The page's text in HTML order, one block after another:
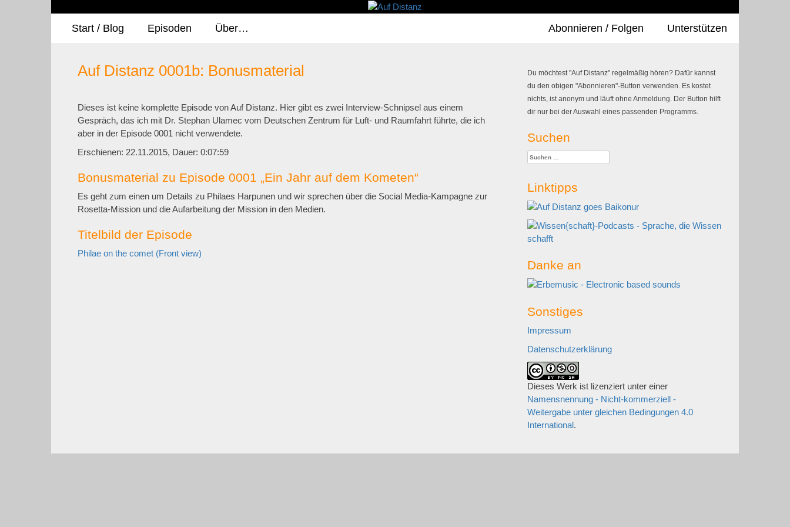
Start / Blog Episoden Über… Abonnieren / Folgen Unterstützen
Auf Distanz 0001b: Bonusmaterial
Dieses ist keine komplette Episode von Auf Distanz. Hier gibt es zwei Interview-Schnipsel aus einem
Gespräch, das ich mit Dr. Stephan Ulamec vom Deutschen Zentrum für Luft- und Raumfahrt führte, die ich
aber in der Episode 0001 nicht verwendete.
Erschienen: 22.11.2015, Dauer: 0:07:59
Bonusmaterial zu Episode 0001 „Ein Jahr auf dem Kometen“
Es geht zum einen um Details zu Philaes Harpunen und wir sprechen über die Social Media-Kampagne zur
Rosetta-Mission und die Aufarbeitung der Mission in den Medien.
Titelbild der Episode
Philae on the comet (Front view)
Du möchtest "Auf Distanz" regelmäßig hören? Dafür kannst
du den obigen "Abonnieren"-Button verwenden. Es kostet
nichts, ist anonym und läuft ohne Anmeldung. Der Button hilft
dir nur bei der Auswahl eines passenden Programms.
Suchen
Suchen
Linktipps
Danke an
Sonstiges
Impressum
Datenschutzerklärung
Dieses Werk ist lizenziert unter einer
Namensnennung - Nicht-kommerziell -
Weitergabe unter gleichen Bedingungen 4.0
International.